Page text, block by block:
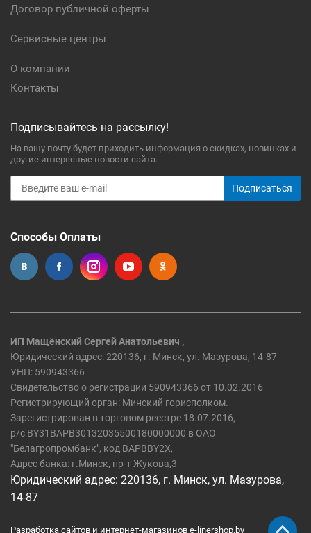
Договор публичной оферты
Сервисные центры
О компании
Контакты
Подписывайтесь на рассылку!
На вашу почту будет приходить информация о скидках, новинках и
другие интересные новости сайта.
Подписаться
Способы Оплаты
ИП Мащёнский Сергей Анатольевич ,
Юридический адрес: 220136, г. Минск, ул. Мазурова, 14-87
УНП: 590943366
Свидетельство о регистрации 590943366 от 10.02.2016
Регистрирующий орган: Минский горисполком.
Зарегистрирован в торговом реестре 18.07.2016,
р/c BY31BAPB30132035500180000000 в ОАО
"Белагропромбанк", код BAPBBY2X,
Адрес банка: г.Минск, пр-т Жукова,3
Юридический адрес: 220136, г. Минск, ул. Мазурова,
14-87
Разработка сайтов и интернет-магазинов e-linershop.by